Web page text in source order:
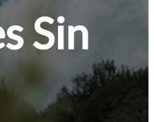
Sin